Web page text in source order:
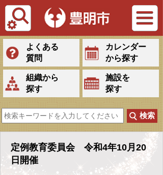
Tiếng Việt
よくある
質問
カレンダー
から探す
組織から
探す
施設を
探す
定例教育委員会 令和4年10月20
日開催